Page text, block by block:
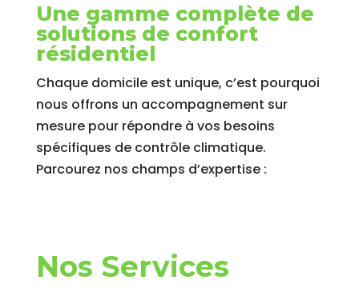
Une gamme complète de
solutions de confort
résidentiel
Chaque domicile est unique, c’est pourquoi
nous offrons un accompagnement sur
mesure pour répondre à vos besoins
spécifiques de contrôle climatique.
Parcourez nos champs d’expertise :
Nos Services